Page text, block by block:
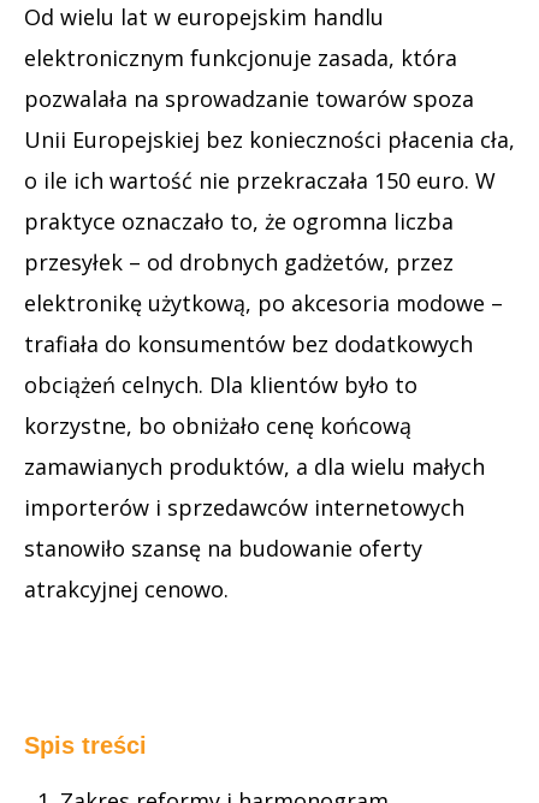
Od wielu lat w europejskim handlu
elektronicznym funkcjonuje zasada, która
pozwalała na sprowadzanie towarów spoza
Unii Europejskiej bez konieczności płacenia cła,
o ile ich wartość nie przekraczała 150 euro. W
praktyce oznaczało to, że ogromna liczba
przesyłek – od drobnych gadżetów, przez
elektronikę użytkową, po akcesoria modowe –
trafiała do konsumentów bez dodatkowych
obciążeń celnych. Dla klientów było to
korzystne, bo obniżało cenę końcową
zamawianych produktów, a dla wielu małych
importerów i sprzedawców internetowych
stanowiło szansę na budowanie oferty
atrakcyjnej cenowo.
Spis treści